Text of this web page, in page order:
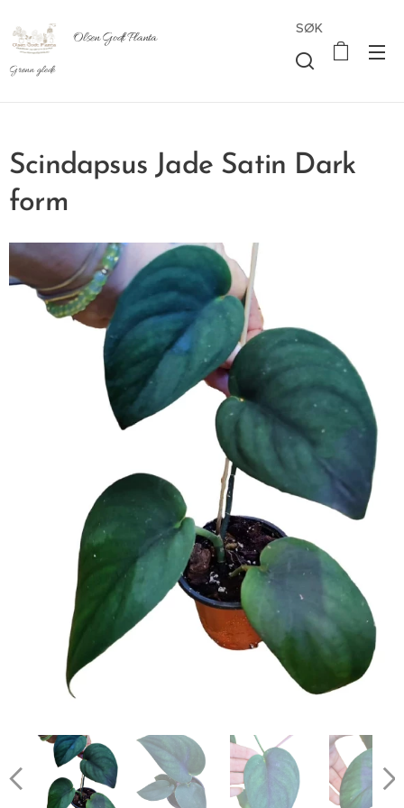
Olsen Godt Planta
Grønn glede
SØK
Scindapsus Jade Satin Dark
form